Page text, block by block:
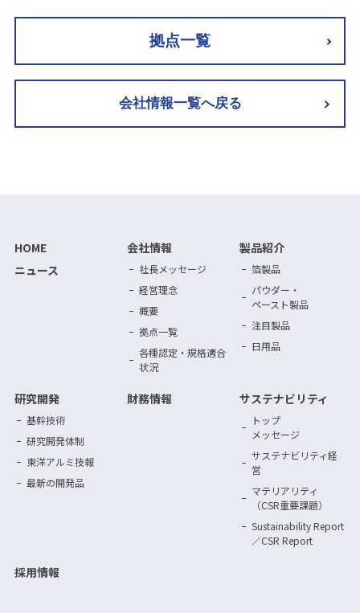
拠点一覧
会社情報一覧へ戻る
HOME
ニュース
会社情報
社長メッセージ
経営理念
概要
拠点一覧
各種認定・規格適合
状況
製品紹介
箔製品
パウダー・
ペースト製品
注目製品
日用品
研究開発
基幹技術
研究開発体制
東洋アルミ技報
最新の開発品
財務情報 サステナビリティ
トップ
メッセージ
サステナビリティ経
営
マテリアリティ
（CSR重要課題）
Sustainability Report
／CSR Report
採用情報